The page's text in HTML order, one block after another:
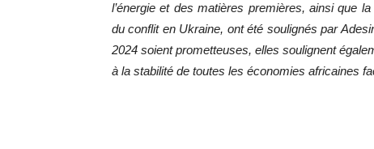
l’énergie et des matières premières, ainsi que
du conflit en Ukraine, ont été soulignés par
2024 soient prometteuses, elles soulignent
à la stabilité de toutes les économies africaines